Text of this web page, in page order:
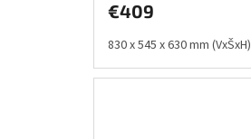
€409
830 x 545 x 630 mm (VxŠxH)